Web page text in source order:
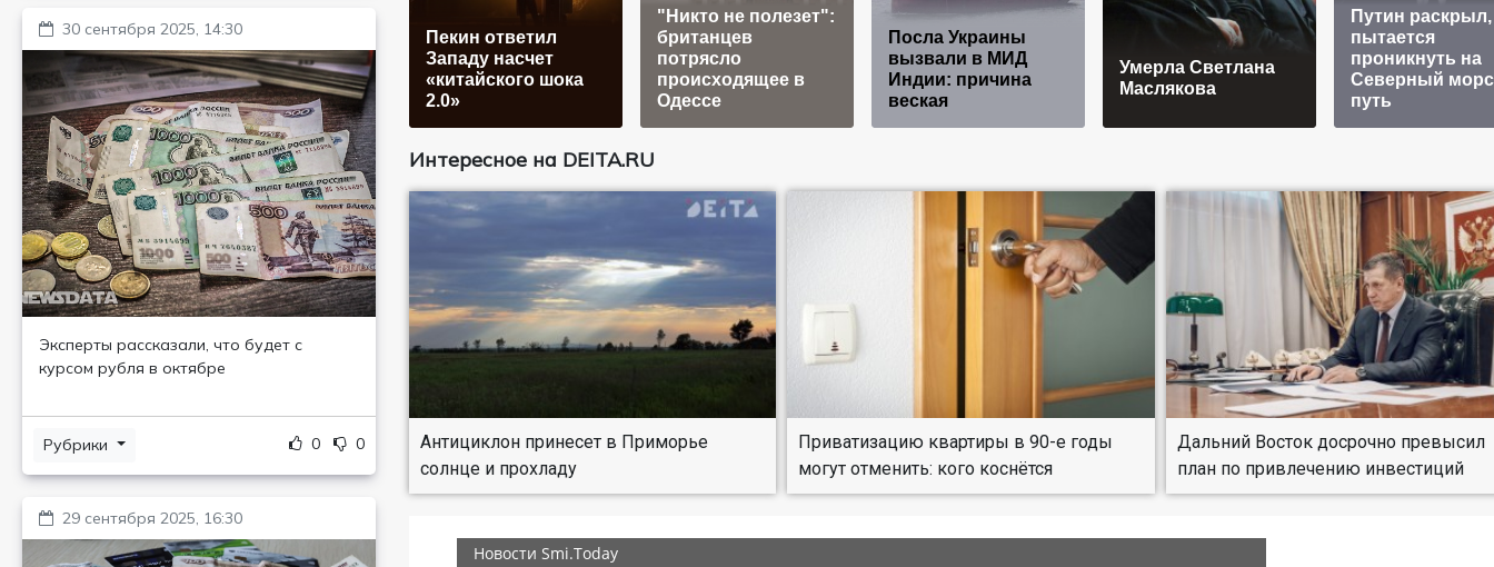
30 сентября 2025, 14:30
Эксперты рассказали, что будет с
курсом рубля в октябре
Рубрики 0 0
29 сентября 2025, 16:30
Пекин ответил
Западу насчет
«китайского шока
2.0»
"Никто не полезет":
британцев
потрясло
происходящее в
Одессе
Посла Украины
вызвали в МИД
Индии: причина
веская
Умерла Светлана
Маслякова
Путин раскрыл,
пытается
проникнуть на
Северный
путь
Интересное на DEITA.RU
Антициклон принесет в Приморье
солнце и прохладу
Приватизацию квартиры в 90-е годы
могут отменить: кого коснётся
Дальний Восток досрочно превысил
план по привлечению инвестиций